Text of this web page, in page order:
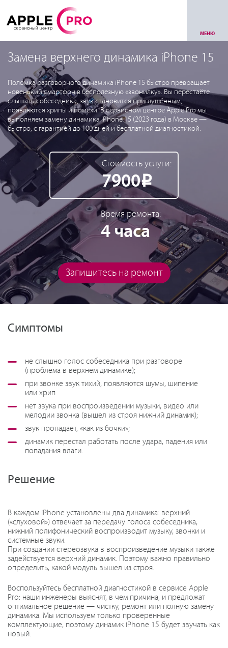
МЕНЮ
Замена верхнего динамика iPhone 15
Поломка разговорного динамика iPhone 15 быстро превращает
новенький смартфон в бесполезную «звонилку». Вы перестаёте
слышать собеседника, звук становится приглушённым,
появляются хрипы и помехи. В сервисном центре Apple Pro мы
выполняем замену динамика iPhone 15 (2023 года) в Москве —
быстро, с гарантией до 100 дней и бесплатной диагностикой.
Стоимость услуги:
7900Р
Время ремонта:
4 часа
Запишитесь на ремонт
Симптомы
не слышно голос собеседника при разговоре
(проблема в верхнем динамике);
при звонке звук тихий, появляются шумы, шипение
или хрип
нет звука при воспроизведении музыки, видео или
мелодии звонка (вышел из строя нижний динамик);
звук пропадает, «как из бочки»;
динамик перестал работать после удара, падения или
попадания влаги.
Решение
В каждом iPhone установлены два динамика: верхний
(«слуховой») отвечает за передачу голоса собеседника,
нижний полифонический воспроизводит музыку, звонки и
системные звуки.
При создании стереозвука в воспроизведение музыки также
задействуется верхний динамик. Поэтому важно правильно
определить, какой модуль вышел из строя.
Воспользуйтесь бесплатной диагностикой в сервисе Apple
Pro: наши инженеры выяснят, в чем причина, и предложат
оптимальное решение — чистку, ремонт или полную замену
динамика. Мы используем только проверенные
комплектующие, поэтому динамик iPhone 15 будет звучать как
новый.